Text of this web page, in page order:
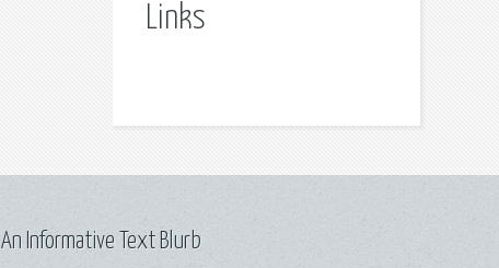
Links
An Informative Text Blurb